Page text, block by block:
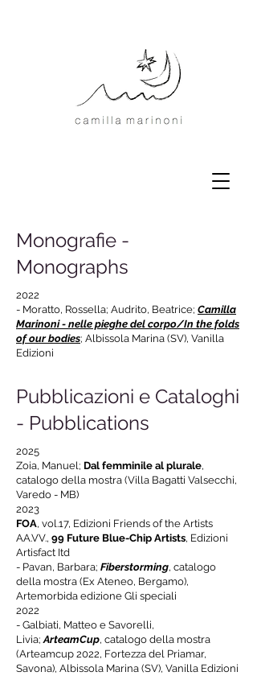
Monografie -
Monographs
2022
- Moratto, Rossella; Audrito, Beatrice; Camilla
Marinoni - nelle pieghe del corpo/In the folds
of our bodies; Albissola Marina (SV), Vanilla
Edizioni
Pubblicazioni e Cataloghi
- Pubblications
2025
Zoia, Manuel; Dal femminile al plurale,
catalogo della mostra (Villa Bagatti Valsecchi,
Varedo - MB)
2023
FOA, vol.17, Edizioni Friends of the Artists
AA.VV., 99 Future Blue-Chip Artists, Edizioni
Artisfact Itd
- Pavan, Barbara; Fiberstorming, catalogo
della mostra (Ex Ateneo, Bergamo),
Artemorbida edizione Gli speciali
2022
- Galbiati, Matteo e Savorelli,
Livia;ArteamCup, catalogo della mostra
(Arteamcup 2022, Fortezza del Priamar,
Savona), Albissola Marina (SV), Vanilla Edizioni